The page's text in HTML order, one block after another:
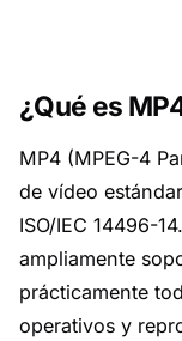
¿Qué es
MP4 (MPEG-4
de vídeo
ISO/IEC 14496-
ampliamente
prácticamente
operativos y